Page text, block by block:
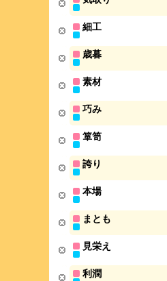
細工
歳暮
素材
巧み
箪笥
誇り
本場
まとも
見栄え
利潤